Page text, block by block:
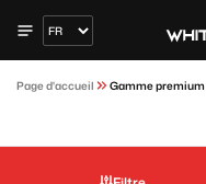
Page d'accueil Gamme premium